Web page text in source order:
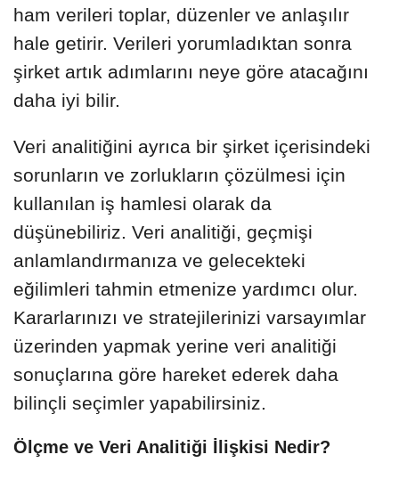
ham verileri toplar, düzenler ve anlaşılır
hale getirir. Verileri yorumladıktan sonra
şirket artık adımlarını neye göre atacağını
daha iyi bilir.
Veri analitiğini ayrıca bir şirket içerisindeki
sorunların ve zorlukların çözülmesi için
kullanılan iş hamlesi olarak da
düşünebiliriz. Veri analitiği, geçmişi
anlamlandırmanıza ve gelecekteki
eğilimleri tahmin etmenize yardımcı olur.
Kararlarınızı ve stratejilerinizi varsayımlar
üzerinden yapmak yerine veri analitiği
sonuçlarına göre hareket ederek daha
bilinçli seçimler yapabilirsiniz.
Ölçme ve Veri Analitiği İlişkisi Nedir?